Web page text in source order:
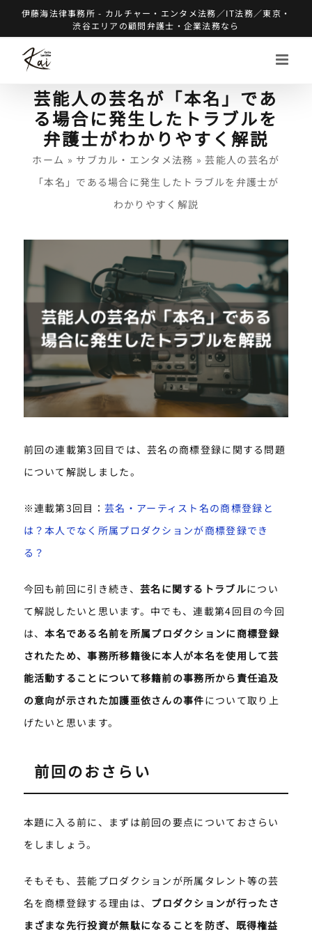
Skip
content
伊藤海法律事務所 - カルチャー・エンタメ法務／IT法務／東京・
渋谷エリアの顧問弁護士・企業法務なら
芸能人の芸名が「本名」であ
る場合に発生したトラブルを
弁護士がわかりやすく解説
ホーム » サブカル・エンタメ法務 »芸能人の芸名が
「本名」である場合に発生したトラブルを弁護士が
わかりやすく解説
Larger
Image
前回の連載第3回目では、芸名の商標登録に関する問題
について解説しました。
※連載第3回目： 芸名・アーティスト名の商標登録と
は？本人でなく所属プロダクションが商標登録でき
る？
今回も前回に引き続き、 芸名に関するトラブルについ
て解説したいと思います。中でも、連載第4回目の今回
は、本名である名前を所属プロダクションに商標登録
されたため、事務所移籍後に本人が本名を使用して芸
能活動することについて移籍前の事務所から責任追及
の意向が示された加護亜依さんの事件について取り上
げたいと思います。
前回のおさらい
本題に入る前に、まずは前回の要点についておさらい
をしましょう。
そもそも、芸能プロダクションが所属タレント等の芸
名を商標登録する理由は、 プロダクションが行ったさ
まざまな先行投資が無駄になることを防ぎ、既得権益